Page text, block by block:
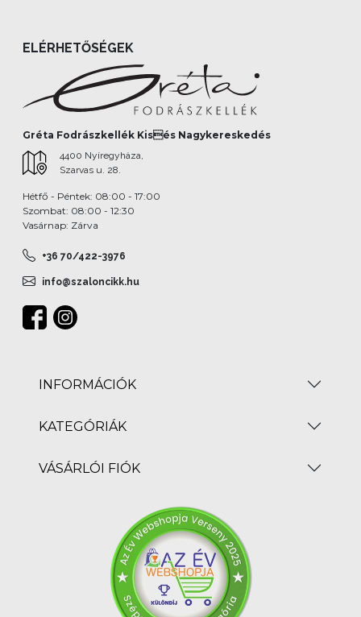
ELÉRHETŐSÉGEK
Gréta Fodrászkellék Kisés Nagykereskedés
4400 Nyíregyháza,
Szarvas u. 28.
Hétfő - Péntek: 08:00 - 17:00
Szombat: 08:00 - 12:30
Vasárnap: Zárva
+36 70/422-3976
info@szaloncikk.hu
INFORMÁCIÓK
KATEGÓRIÁK
VÁSÁRLÓI FIÓK